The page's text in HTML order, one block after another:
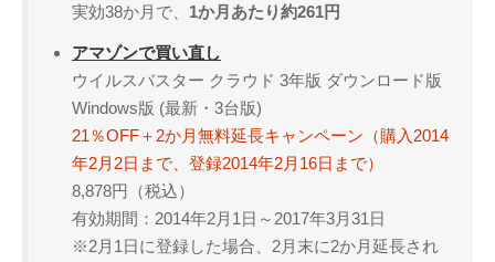
実効38か月で、 1か月あたり約261円
アマゾンで買い直し
ウイルスバスター クラウド 3年版 ダウンロード版
Windows版 (最新・3台版)
21％OFF＋2か月無料延長キャンペーン（購入2014
年2月2日まで、登録2014年2月16日まで）
8,878円（税込）
有効期間：2014年2月1日～2017年3月31日
※2月1日に登録した場合、2月末に2か月延長され